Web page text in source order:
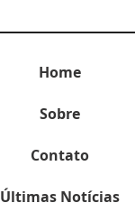
Home
Sobre
Contato
Últimas Notícias